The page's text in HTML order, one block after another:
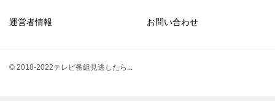
運営者情報 お問い合わせ
© 2018-2022テレビ番組見逃したら...